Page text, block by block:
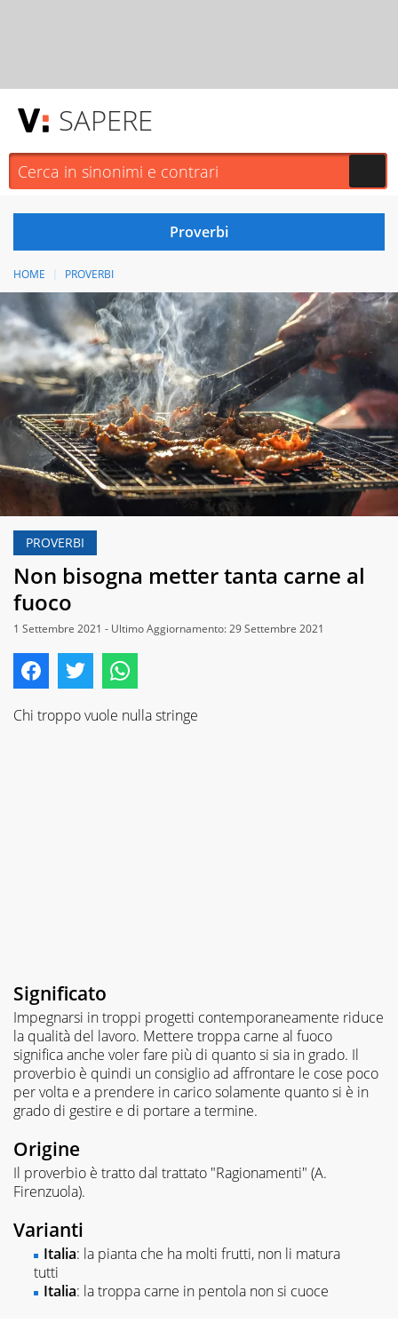
SAPERE
HOME PROVERBI
PROVERBI
Non bisogna metter tanta carne al
fuoco
1 Settembre 2021 - Ultimo Aggiornamento: 29 Settembre 2021
Chi troppo vuole nulla stringe
Significato
Impegnarsi in troppi progetti contemporaneamente riduce
la qualità del lavoro. Mettere troppa carne al fuoco
significa anche voler fare più di quanto si sia in grado. Il
proverbio è quindi un consiglio ad affrontare le cose poco
per volta e a prendere in carico solamente quanto si è in
grado di gestire e di portare a termine.
Origine
Il proverbio è tratto dal trattato "Ragionamenti" (A.
Firenzuola).
Varianti
Italia: la pianta che ha molti frutti, non li matura
tutti
Italia: la troppa carne in pentola non si cuoce